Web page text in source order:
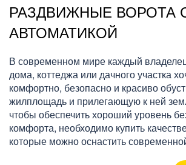
РАЗДВИЖНЫЕ ВОРОТА
АВТОМАТИКОЙ
В современном мире каждый
дома, коттеджа или дачного участка
комфортно, безопасно и красиво
жилплощадь и прилегающую к ней
чтобы обеспечить хороший уровень
комфорта, необходимо купить
которые можно оснастить